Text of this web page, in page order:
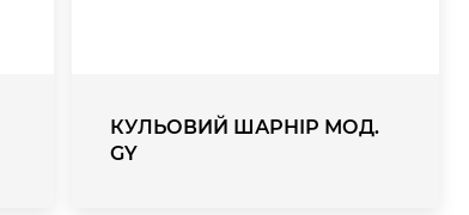
КУЛЬОВИЙ ШАРНІР МОД.
GY